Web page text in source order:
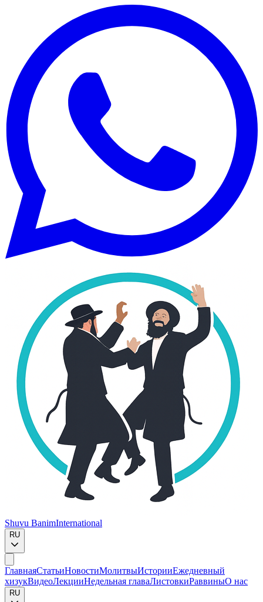
Shuvu BanimInternational
RU
ГлавнаяСтатьиНовостиМолитвыИсторииЕжедневный
хизукВидеоЛекцииНедельная главаЛистовкиРаввиныО нас
RU